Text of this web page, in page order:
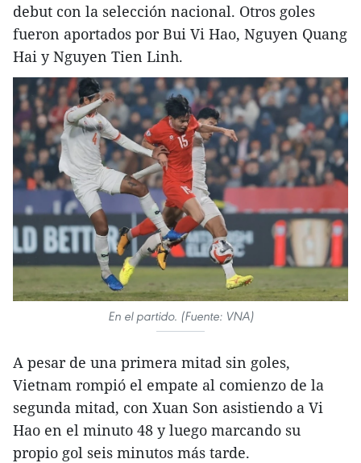
debut con la selección nacional. Otros goles
fueron aportados por Bui Vi Hao, Nguyen Quang
Hai y Nguyen Tien Linh.
En el partido. (Fuente: VNA)
A pesar de una primera mitad sin goles,
Vietnam rompió el empate al comienzo de la
segunda mitad, con Xuan Son asistiendo a Vi
Hao en el minuto 48 y luego marcando su
propio gol seis minutos más tarde.